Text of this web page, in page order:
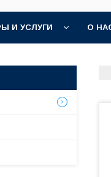
И УСЛУГИ О